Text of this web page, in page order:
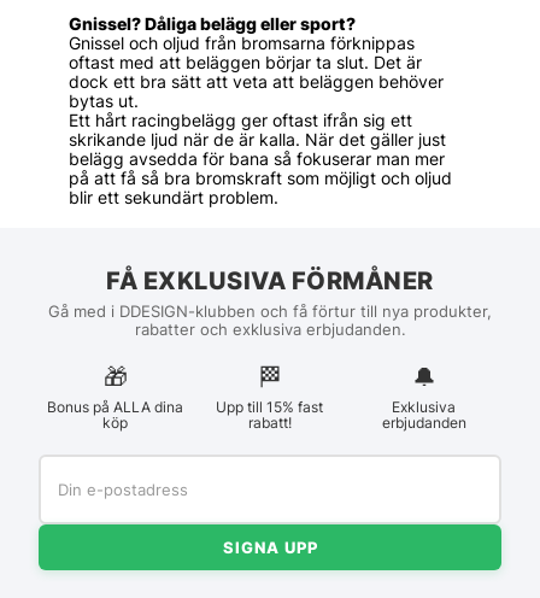
Gnissel? Dåliga belägg eller sport?
Gnissel och oljud från bromsarna förknippas
oftast med att beläggen börjar ta slut. Det är
dock ett bra sätt att veta att beläggen behöver
bytas ut.
Ett hårt racingbelägg ger oftast ifrån sig ett
skrikande ljud när de är kalla. När det gäller just
belägg avsedda för bana så fokuserar man mer
på att få så bra bromskraft som möjligt och oljud
blir ett sekundärt problem.
FÅ EXKLUSIVA FÖRMÅNER
Gå med i DDESIGN-klubben och få förtur till nya produkter,
rabatter och exklusiva erbjudanden.
🎁
Bonus på ALLA dina
köp
🏁︎
Upp till 15% fast
rabatt!
🔔
Exklusiva
erbjudanden
SIGNA UPP